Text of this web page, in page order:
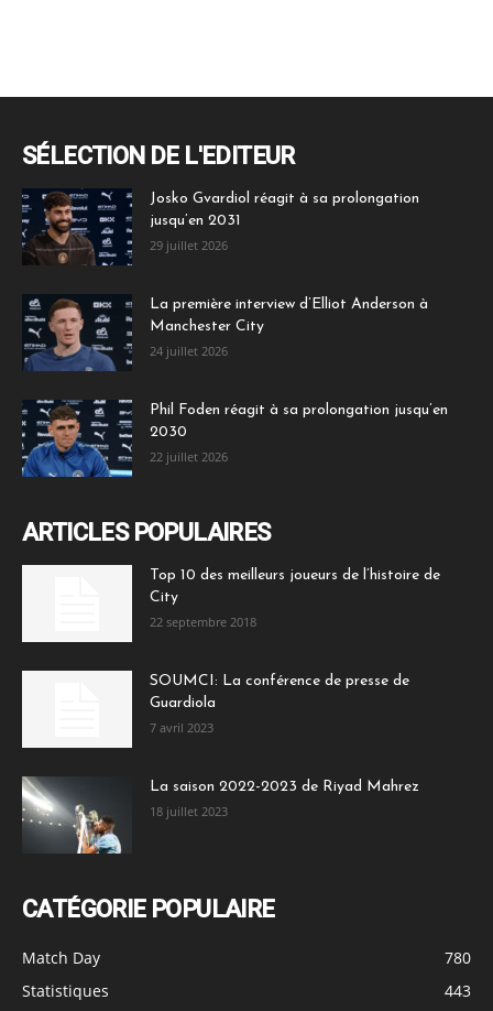
SÉLECTION DE L'EDITEUR
Josko Gvardiol réagit à sa prolongation
jusqu’en 2031
29 juillet 2026
La première interview d’Elliot Anderson à
Manchester City
24 juillet 2026
Phil Foden réagit à sa prolongation jusqu’en
2030
22 juillet 2026
ARTICLES POPULAIRES
Top 10 des meilleurs joueurs de l’histoire de
City
22 septembre 2018
SOUMCI: La conférence de presse de
Guardiola
7 avril 2023
La saison 2022-2023 de Riyad Mahrez
18 juillet 2023
CATÉGORIE POPULAIRE
Match Day
780
Statistiques
443